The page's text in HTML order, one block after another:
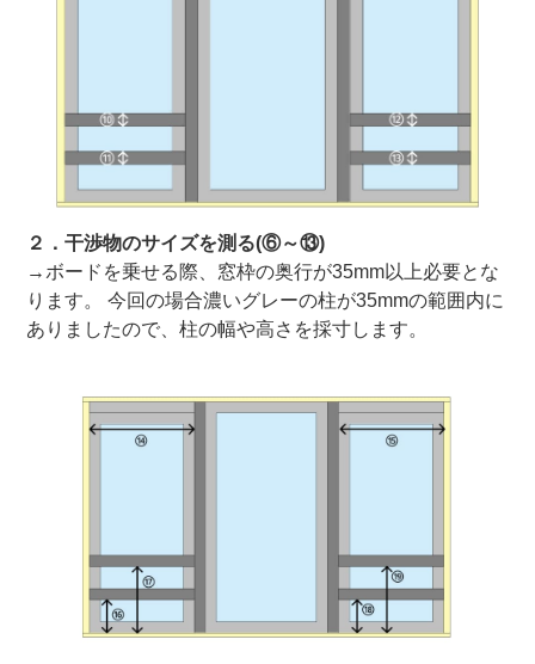
２．干渉物のサイズを測る(⑥～⑬)
→ボードを乗せる際、窓枠の奥行が35mm以上必要とな
ります。 今回の場合濃いグレーの柱が35mmの範囲内に
ありましたので、柱の幅や高さを採寸します。